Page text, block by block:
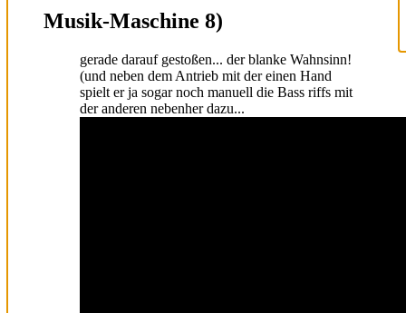
Musik-Maschine 8)
gerade darauf gestoßen... der blanke Wahnsinn!
(und neben dem Antrieb mit der einen Hand
spielt er ja sogar noch manuell die Bass riffs mit
der anderen nebenher dazu...